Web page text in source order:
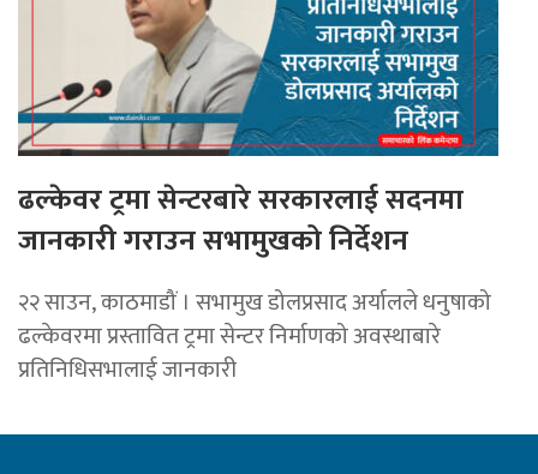
ढल्केवर ट्रमा सेन्टरबारे सरकारलाई सदनमा
जानकारी गराउन सभामुखको निर्देशन
२२ साउन, काठमाडौं । सभामुख डोलप्रसाद अर्यालले धनुषाको
ढल्केवरमा प्रस्तावित ट्रमा सेन्टर निर्माणको अवस्थाबारे
प्रतिनिधिसभालाई जानकारी